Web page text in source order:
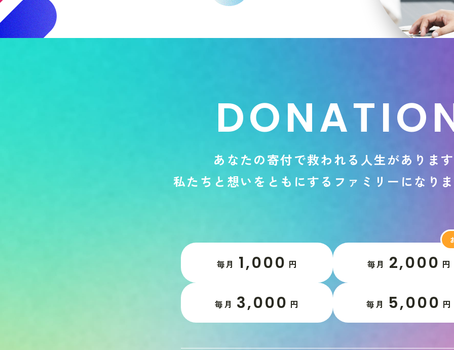
DONATIO
あ なたの寄付で救われる 人生があ り ま す
私た ち と 想いを と も にする フ ァ ミ リ ー に な り ま
毎月 1,000 円 毎月 2,000 円
毎月 3,000 円 毎月 5,000 円